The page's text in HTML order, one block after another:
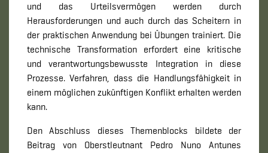
und das Urteilsvermögen werden durch
Herausforderungen und auch durch das Scheitern in
der praktischen Anwendung bei Übungen trainiert. Die
technische Transformation erfordert eine kritische
und verantwortungsbewusste Integration in diese
Prozesse. Verfahren, dass die Handlungsfähigkeit in
einem möglichen zukünftigen Konflikt erhalten werden
kann.
Den Abschluss dieses Themenblocks bildete der
Beitrag von Oberstleutnant Pedro Nuno Antunes